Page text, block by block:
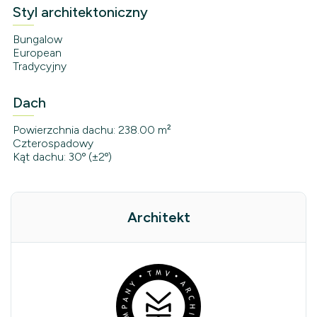
Styl architektoniczny
Bungalow
European
Tradycyjny
Dach
Powierzchnia dachu: 238.00 m²
Czterospadowy
Kąt dachu: 30º (±2º)
Architekt